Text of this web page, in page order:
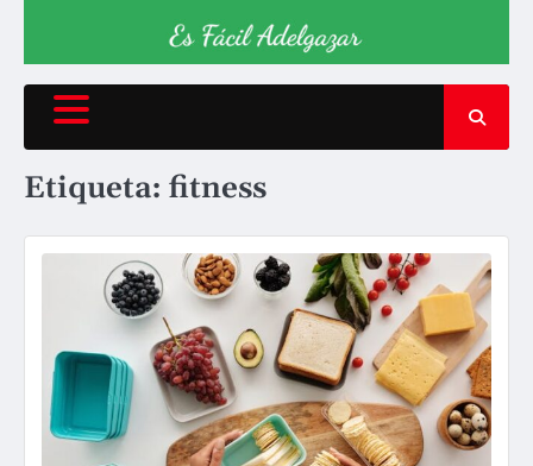
Etiqueta: fitness